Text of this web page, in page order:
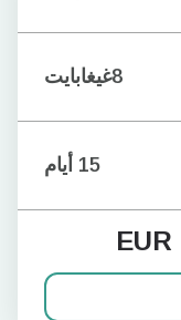
8غيغابايت
15 أيام
EUR